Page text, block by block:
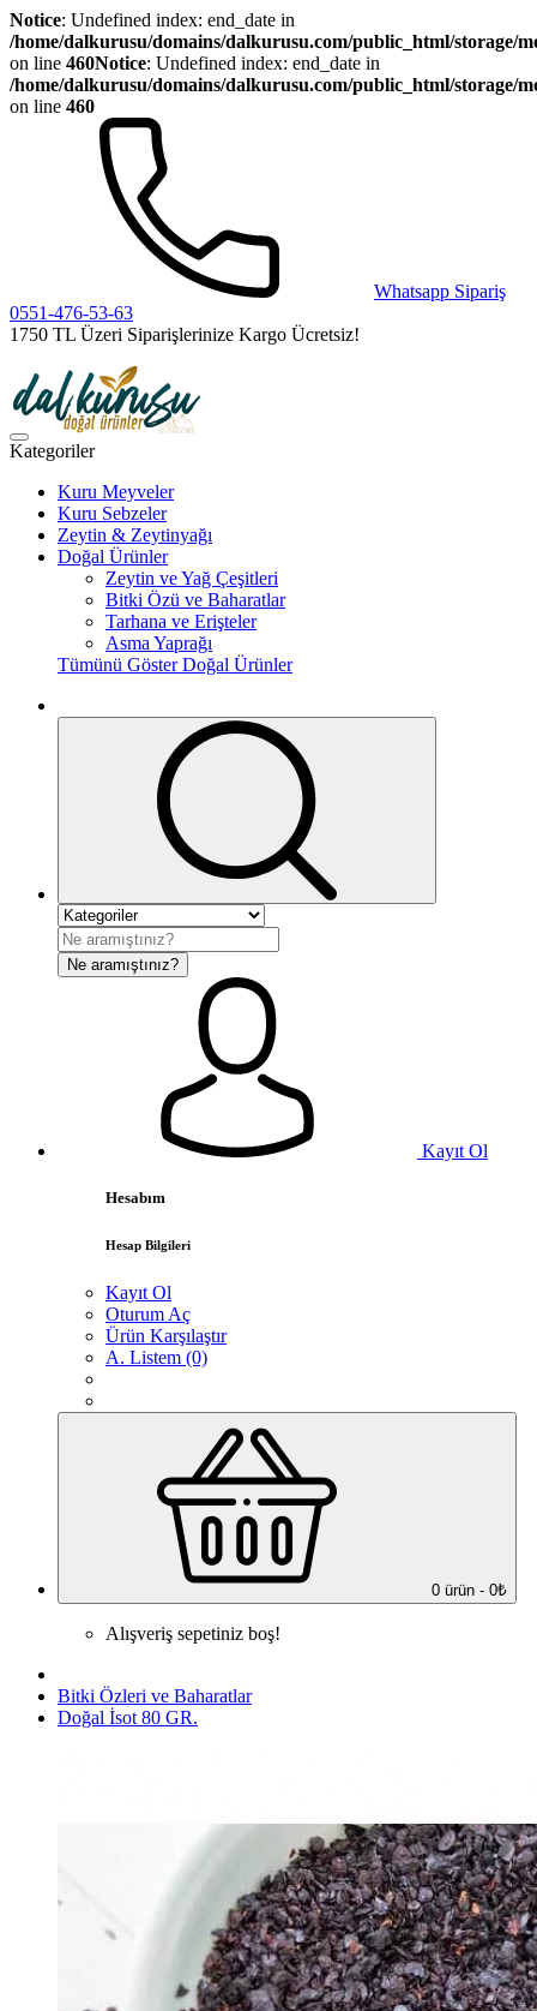
Notice: Undefined index: end_date in
/home/dalkurusu/domains/dalkurusu.com/public_html/storage/
on line 460Notice: Undefined index: end_date in
/home/dalkurusu/domains/dalkurusu.com/public_html/storage/
on line 460
Whatsapp Sipariş
0551-476-53-63
1750 TL Üzeri Siparişlerinize Kargo Ücretsiz!
Kategoriler
Kuru Meyveler
Kuru Sebzeler
Zeytin & Zeytinyağı
Doğal Ürünler
Zeytin ve Yağ Çeşitleri
Bitki Özü ve Baharatlar
Tarhana ve Erişteler
Asma Yaprağı
Tümünü Göster Doğal Ürünler
Ne aramıştınız?
Kayıt Ol
Hesabım
Hesap Bilgileri
Kayıt Ol
Oturum Aç
Ürün Karşılaştır
A. Listem (0)
0 ürün - 0₺
Alışveriş sepetiniz boş!
Bitki Özleri ve Baharatlar
Doğal İsot 80 GR.